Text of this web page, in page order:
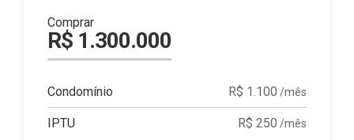
Comprar
R$ 1.300.000
Condomínio R$ 1.100 /mês
IPTU R$ 250 /mês